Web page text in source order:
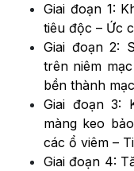
Giai đoạn 1:
tiêu độc – Ức
Giai đoạn 2:
trên niêm
bền thành
Giai đoạn 3:
màng keo
các ổ viêm –
Giai đoạn 4: